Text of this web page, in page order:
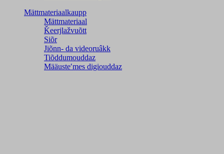
Mättmateriaalkaupp
Mättmateriaal
Ǩeerjlažvuõtt
Siõr
Jiõnn- da videoruâkk
Tiõddumouddaz
Määusteʹmes digiouddaz